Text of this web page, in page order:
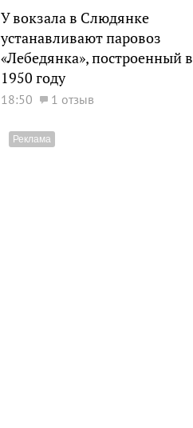
У вокзала в Слюдянке
устанавливают паровоз
«Лебедянка», построенный в
1950 году
18:50 1 отзыв